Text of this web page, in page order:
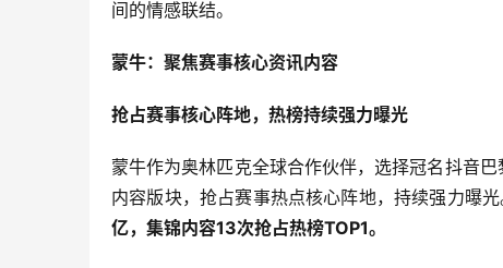
间的情感联结。
蒙牛：聚焦赛事核心资讯内容
抢占赛事核心阵地，热榜持续强力曝光
蒙牛作为奥林匹克全球合作伙伴，选择冠名抖音
内容版块，抢占赛事热点核心阵地，持续强力曝
亿，集锦内容13次抢占热榜TOP1。